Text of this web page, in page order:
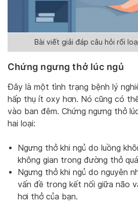
Bài viết giải đáp câu hỏi rối
Chứng ngưng thở lúc ngủ
Đây là một tình trạng bệnh lý
hấp thụ ít oxy hơn. Nó cũng có
vào ban đêm. Chứng ngưng thở
hai loại:
Ngưng thở khi ngủ do luồng
không gian trong đường thở
Ngưng thở khi ngủ do nguyên
vấn đề trong kết nối giữa não
hơi thở của bạn.